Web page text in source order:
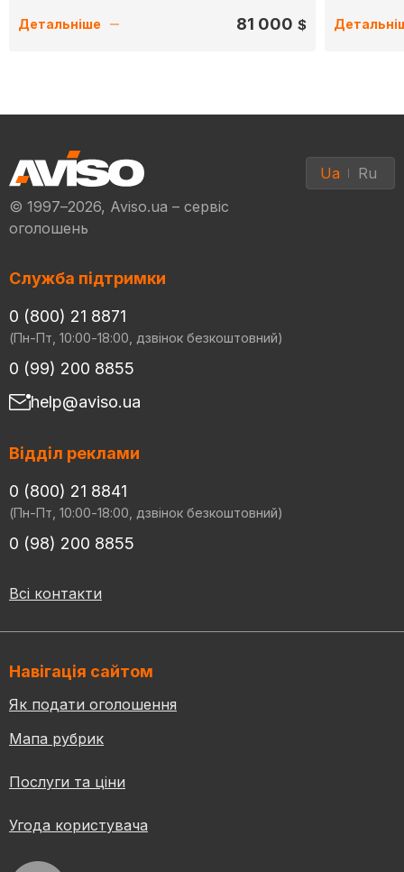
Детальніше 81 000 $
© 1997–2026, Aviso.ua – сервіс
оголошень
Ua Ru
Служба підтримки
0 (800) 21 8871
(Пн-Пт, 10:00-18:00, дзвінок безкоштовний)
0 (99) 200 8855
help@aviso.ua
Відділ реклами
0 (800) 21 8841
(Пн-Пт, 10:00-18:00, дзвінок безкоштовний)
0 (98) 200 8855
Всі контакти
Навігація сайтом
Як подати оголошення
Мапа рубрик
Послуги та ціни
Угода користувача